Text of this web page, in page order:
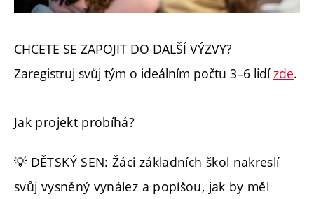
CHCETE SE ZAPOJIT DO DALŠÍ VÝZVY?
Zaregistruj svůj tým o ideálním počtu 3–6 lidí zde.
Jak projekt probíhá?
💡 DĚTSKÝ SEN: Žáci základních škol nakreslí
svůj vysněný vynález a popíšou, jak by měl